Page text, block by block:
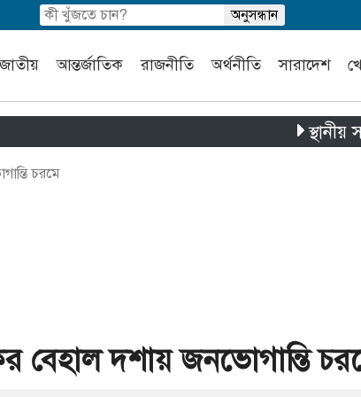
জাতীয় আন্তর্জাতিক রাজনীতি অর্থনীতি সারাদেশ
স্থানীয় সরকার
চরমে
বেহাল দশায় জনভোগান্তি